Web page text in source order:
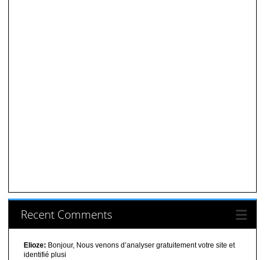
Recent Comments
Elioze: Bonjour, Nous venons d’analyser gratuitement votre site et
identifié plusi